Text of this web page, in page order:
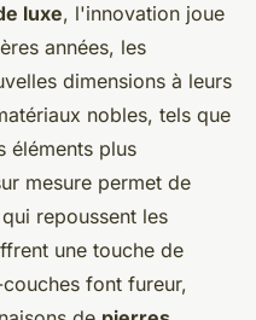
luxe, l'innovation joue
années, les
dimensions à leurs
nobles, tels que
éléments plus
mesure permet de
repoussent les
une touche de
font fureur,